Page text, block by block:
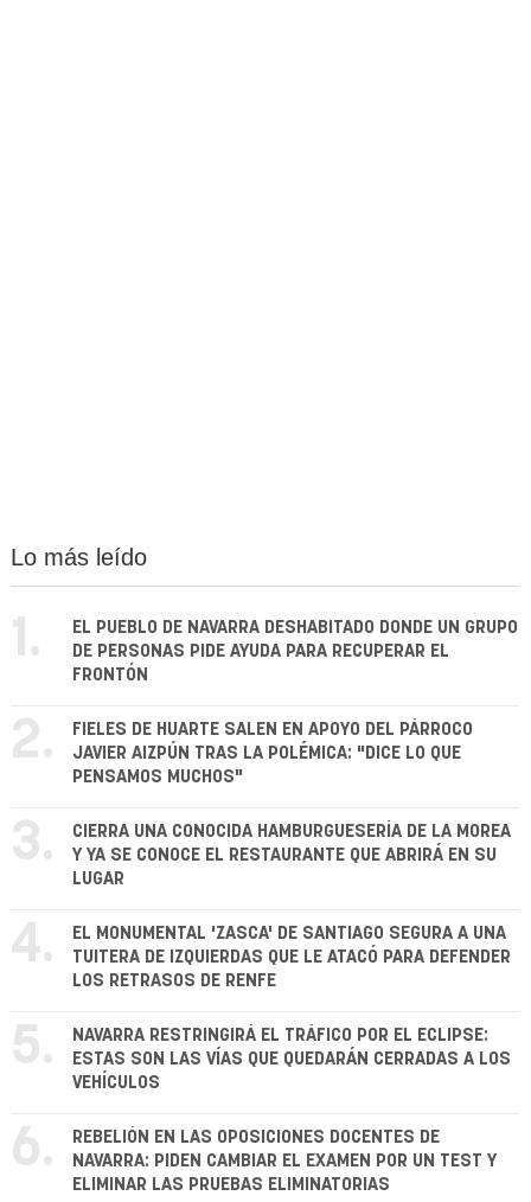
Lo más leído
1.
EL PUEBLO DE NAVARRA DESHABITADO DONDE UN GRUPO
DE PERSONAS PIDE AYUDA PARA RECUPERAR EL
FRONTÓN
2.
FIELES DE HUARTE SALEN EN APOYO DEL PÁRROCO
JAVIER AIZPÚN TRAS LA POLÉMICA: "DICE LO QUE
PENSAMOS MUCHOS"
3.
CIERRA UNA CONOCIDA HAMBURGUESERÍA DE LA MOREA
Y YA SE CONOCE EL RESTAURANTE QUE ABRIRÁ EN SU
LUGAR
4.
EL MONUMENTAL 'ZASCA' DE SANTIAGO SEGURA A UNA
TUITERA DE IZQUIERDAS QUE LE ATACÓ PARA DEFENDER
LOS RETRASOS DE RENFE
5.
NAVARRA RESTRINGIRÁ EL TRÁFICO POR EL ECLIPSE:
ESTAS SON LAS VÍAS QUE QUEDARÁN CERRADAS A LOS
VEHÍCULOS
6.
REBELIÓN EN LAS OPOSICIONES DOCENTES DE
NAVARRA: PIDEN CAMBIAR EL EXAMEN POR UN TEST Y
ELIMINAR LAS PRUEBAS ELIMINATORIAS